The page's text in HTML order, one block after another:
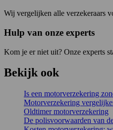
Wij vergelijken alle verzekeraars
Hulp van onze experts
Kom je er niet uit? Onze experts
Bekijk ook
Is een motorverzekering
Motorverzekering
Oldtimer motorverzekering
De polisvoorwaarden van